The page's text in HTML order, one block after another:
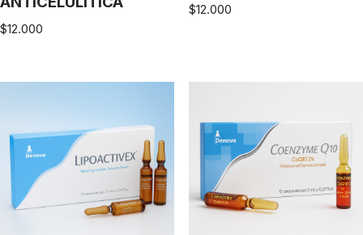
$12.000
$12.000